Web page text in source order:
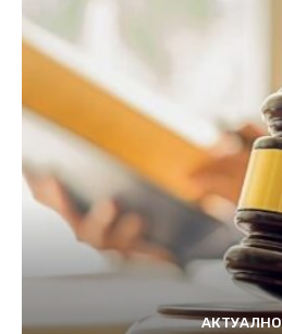
АКТУАЛНО